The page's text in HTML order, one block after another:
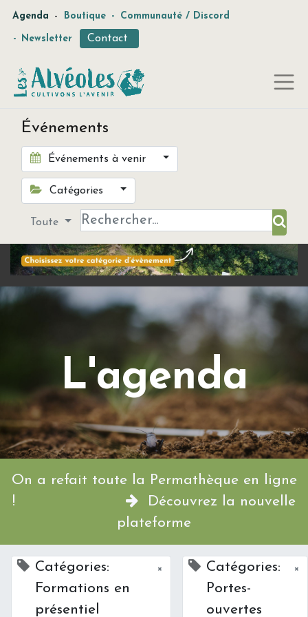
Agenda - Boutique - Communauté / Discord
- Newsletter Contact
Événements
Événements à venir
Catégories
Toute
L'agenda
On a refait toute la Permathèque en ligne
!
Découvrez la nouvelle
plateforme
Catégories:
Formations en
présentiel
×
Catégories:
Portes-
ouvertes
×